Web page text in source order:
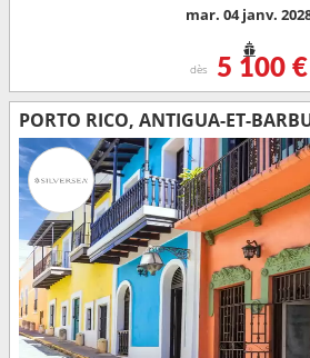
mar. 04 janv.
dès 5 100 €